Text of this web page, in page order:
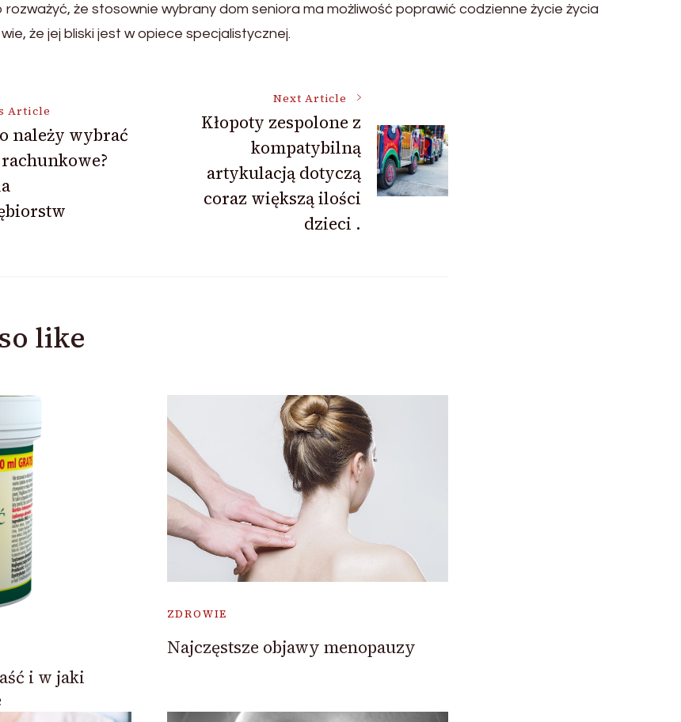
że stosownie wybrany dom seniora ma możliwość poprawić codzienne życie życia
że jej bliski jest w opiece specjalistycznej.
Article
należy wybrać
Next Article
Kłopoty zespolone z
kompatybilną
artykulacją dotyczą
coraz większą ilości
dzieci .
like
i w jaki
ZDROWIE
Najczęstsze objawy menopauzy